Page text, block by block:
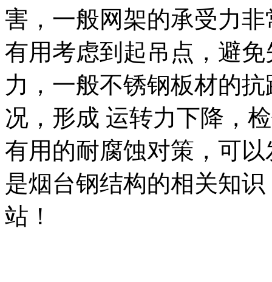
害，一般网架的承受力
有用考虑到起吊点，避
力，一般不锈钢板材的
况，形成 运转力下降，
有用的耐腐蚀对策，可
是烟台钢结构的相关知
站！